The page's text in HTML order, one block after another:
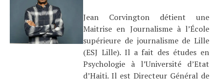
Jean Corvington détient une
Maitrise en Journalisme à l’École
supérieure de journalisme de Lille
(ESJ Lille). Il a fait des études en
Psychologie à l’Université d’Etat
d’Haiti. Il est Directeur Général de